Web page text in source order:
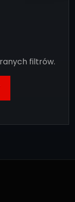
filtrów.